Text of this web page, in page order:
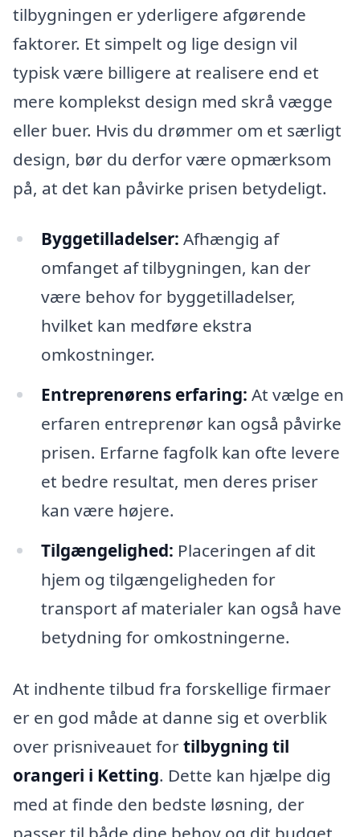
tilbygningen er yderligere afgørende
faktorer. Et simpelt og lige design vil
typisk være billigere at realisere end et
mere komplekst design med skrå vægge
eller buer. Hvis du drømmer om et særligt
design, bør du derfor være opmærksom
på, at det kan påvirke prisen betydeligt.
Byggetilladelser: Afhængig af
omfanget af tilbygningen, kan der
være behov for byggetilladelser,
hvilket kan medføre ekstra
omkostninger.
Entreprenørens erfaring: At vælge en
erfaren entreprenør kan også påvirke
prisen. Erfarne fagfolk kan ofte levere
et bedre resultat, men deres priser
kan være højere.
Tilgængelighed: Placeringen af dit
hjem og tilgængeligheden for
transport af materialer kan også have
betydning for omkostningerne.
At indhente tilbud fra forskellige firmaer
er en god måde at danne sig et overblik
over prisniveauet fortilbygning til
orangeri i Ketting. Dette kan hjælpe dig
med at finde den bedste løsning, der